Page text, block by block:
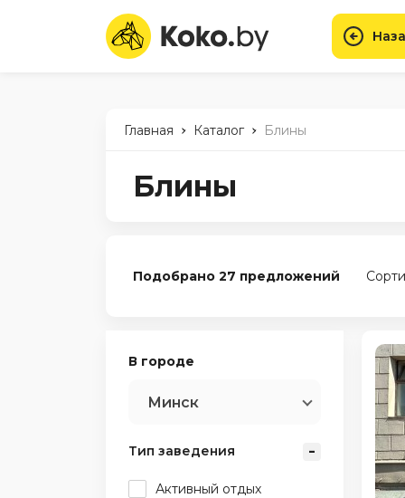
Главная - Каталог - Блины
Блины
Подобрано 27 предложений
В городе
Минск
Тип заведения
Активный отдых